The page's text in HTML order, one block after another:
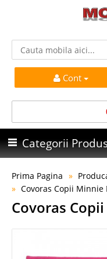
Cont
Categorii
Prima Pagina
Covoras Copii Minnie
Covoras